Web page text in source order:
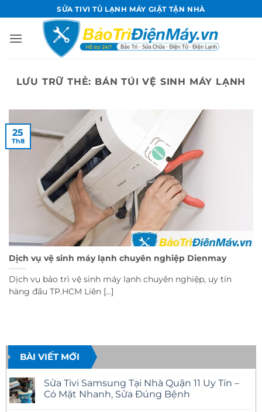
qua
nội
SỬA TIVI TỦ LẠNH MÁY GIẶT TẬN NHÀ
LƯU TRỮ THẺ: BÁN TÚI VỆ SINH MÁY LẠNH
Dịch vụ vệ sinh máy lạnh chuyên nghiệp Dienmay
Dịch vụ bảo trì vệ sinh máy lạnh chuyên nghiệp, uy tín
hàng đầu TP.HCM Liên [...]
25
Th8
BÀI VIẾT MỚI
Sửa Tivi Samsung Tại Nhà Quận 11 Uy Tín –
Có Mặt Nhanh, Sửa Đúng Bệnh